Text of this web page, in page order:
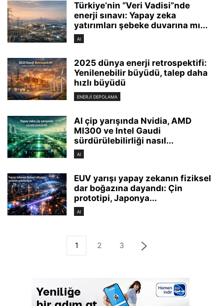
Türkiye’nin “Veri Vadisi”nde
enerji sınavı: Yapay zeka
yatırımları şebeke duvarına mı...
AI
2025 dünya enerji retrospektifi:
Yenilenebilir büyüdü, talep daha
hızlı büyüdü
ENERJI DEPOLAMA
AI çip yarışında Nvidia, AMD
MI300 ve Intel Gaudi
sürdürülebilirliği nasıl...
AI
EUV yarışı yapay zekanın fiziksel
dar boğazına dayandı: Çin
prototipi, Japonya...
AI
1 2 3